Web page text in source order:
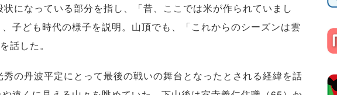
になっている部分を指し、「昔、ここでは米が作られていまし
子ども時代の様子を説明。山頂でも、「これからのシーズンは雲
話した。
の丹波平定にとって最後の戦いの舞台となったとされる経緯を話